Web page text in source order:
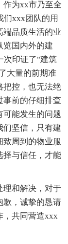
作为xx市乃至全
们xxx团队的用
端品质生活的业
览国内外的建
次印证了"建筑
大量的前期准
把控，也无法绝
事前的仔细排查
可能发生的问题
们坚信，只有建
周到的物业服
择与信任，才能
理和解决，对于
歉，诚挚的恳请
，共同营造xxx